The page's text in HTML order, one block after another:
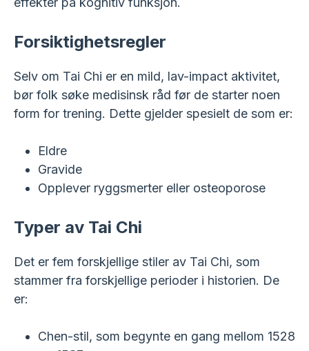
Forsiktighetsregler
Selv om Tai Chi er en mild, lav-impact aktivitet,
bør folk søke medisinsk råd før de starter noen
form for trening. Dette gjelder spesielt de som er:
Eldre
Gravide
Opplever ryggsmerter eller osteoporose
Typer av Tai Chi
Det er fem forskjellige stiler av Tai Chi, som
stammer fra forskjellige perioder i historien. De
er:
Chen-stil, som begynte en gang mellom 1528